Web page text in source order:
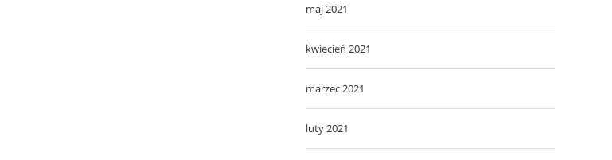
maj 2021
kwiecień 2021
marzec 2021
luty 2021